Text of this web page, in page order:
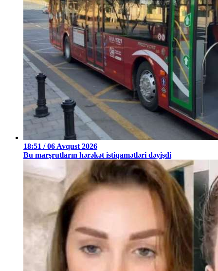
18:51 / 06 Avqust 2026
Bu marşrutların hərəkət istiqamətləri dəyişdi